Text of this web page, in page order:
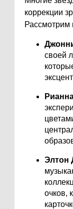
коррекции
Рассмотрим
своей
Элтон
очков,